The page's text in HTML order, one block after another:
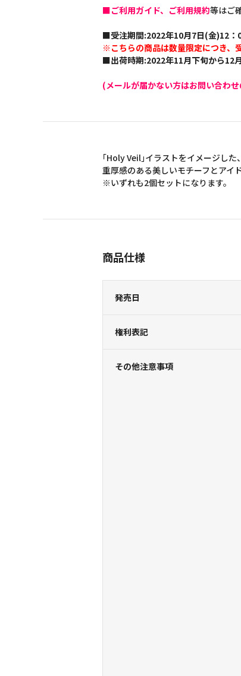
■ご利用ガイド、ご利用規約等はご
■受注期間:2022年10月7日(金)12：
※こちらの商品は数量限定につき、
■出荷時期:2022年11月下旬から12
(メールが届かない方はお問い合わ
｢Holy Veil｣イラストをイメージした
重厚感のある美しいモチーフとアイ
※いずれも2個セットになります。
商品仕様
発売日
権利表記
その他注意事項